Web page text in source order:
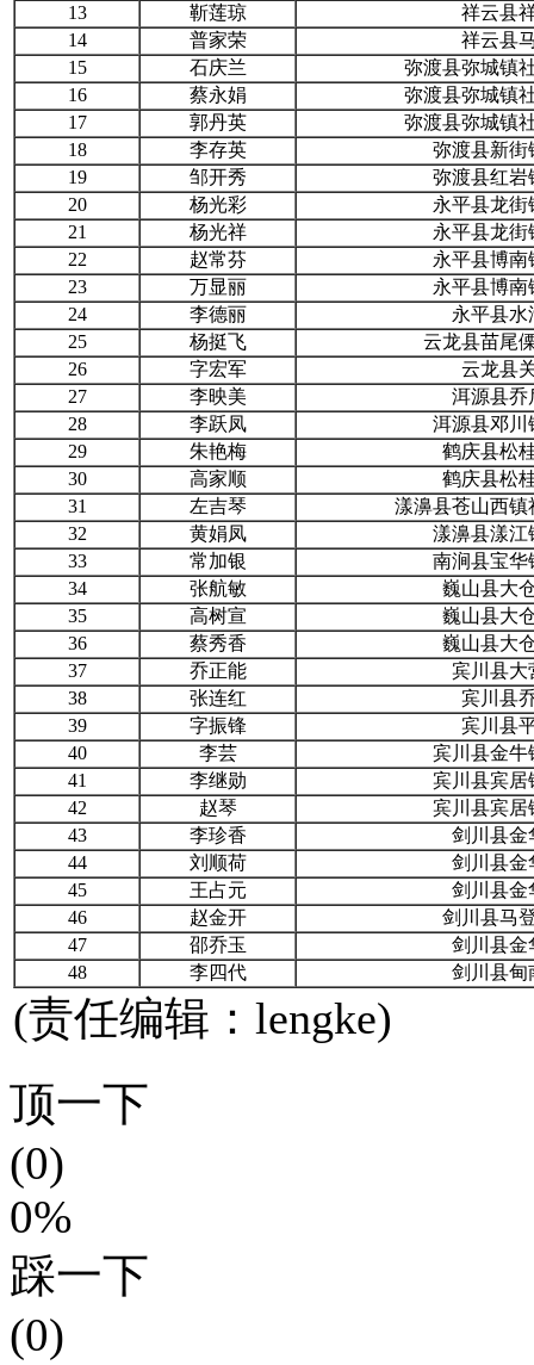
13 靳莲琼
祥云县
14
普家荣
祥云县
15
石庆兰
弥渡县弥城镇
16
蔡永娟
弥渡县弥城镇
17
郭丹英
弥渡县弥城镇
18
李存英
弥渡县新街
19
邹开秀
弥渡县红岩
20
杨光彩
永平县龙街
21
杨光祥
永平县龙街
22
赵常芬
永平县博南
23
万显丽
永平县博南
24
李德丽
永平县水
25
杨挺飞
云龙县苗尾
26
字宏军
云龙县
27
李映美
洱源县乔
28
李跃凤
洱源县邓川
29
朱艳梅
鹤庆县松
30
高家顺
鹤庆县松
31
左吉琴
漾濞县苍山西镇
32
黄娟凤
漾濞县漾江
33
常加银
南涧县宝华
34
张航敏
巍山县大
35
高树宣
巍山县大
36
蔡秀香
巍山县大
37
乔正能
宾川县大
38
张连红
宾川县
39
字振锋
宾川县
40
李芸
宾川县金牛
41
李继勋
宾川县宾居
42
赵琴
宾川县宾居
43
李珍香
剑川县金
44
刘顺荷
剑川县金
45
王占元
剑川县金
46
赵金开
剑川县马
47
邵乔玉
剑川县金
48
李四代 剑川县甸
(责任编辑：lengke)
顶一下
(0)
0%
踩一下
(0)